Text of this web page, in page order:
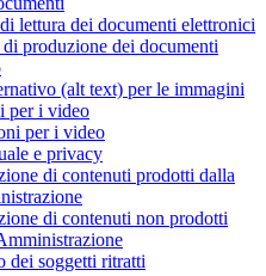
lettura dei documenti elettronici
produzione dei documenti
(alt text) per le immagini
per i video
per i video
e privacy
di contenuti prodotti dalla
di contenuti non prodotti
dei soggetti ritratti